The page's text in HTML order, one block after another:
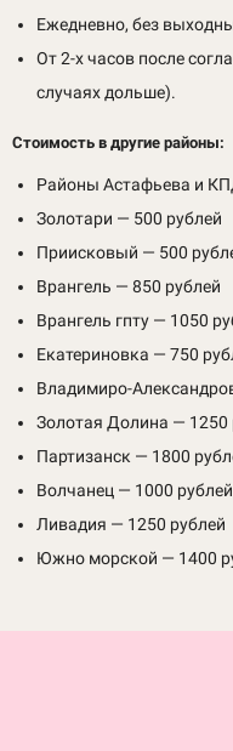
Ежедневно, без
От 2-х часов после
случаях дольше).
Стоимость в другие районы:
Районы Астафьева и
Золотари — 500 рублей
Приисковый — 500
Врангель — 850 рублей
Врангель гпту — 1050
Екатериновка — 750
Владимиро-
Золотая Долина — 1250
Партизанск — 1800
Волчанец — 1000 рублей
Ливадия — 1250 рублей
Южно морской — 1400